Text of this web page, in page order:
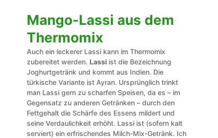
Mango-Lassi aus dem
Thermomix
Auch ein leckerer Lassi kann im Thermomix
zubereitet werden. Lassi ist die Bezeichnung
Joghurtgetränk und kommt aus Indien. Die
türkische Variante ist Ayran. Ursprünglich trinkt
man Lassi gern zu scharfen Speisen, da es – im
Gegensatz zu anderen Getränken – durch den
Fettgehalt die Schärfe des Essens mildert und
seine Verdaulichkeit erhöht. Lassi ist (sofern kalt
serviert) ein erfrischendes Milch-Mix-Getränk. Ich